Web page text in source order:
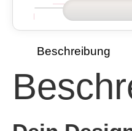
Beschreibung